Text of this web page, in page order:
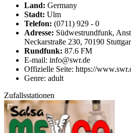
Land: Germany
Stadt: Ulm
Telefon: (0711) 929 - 0
Adresse: Südwestrundfunk,
Neckarstraße 230, 70190
Rundfunk: 87.6 FM
E-mail: info@swr.de
Offizielle Seite: https://
Genre: adult
Zufallsstationen